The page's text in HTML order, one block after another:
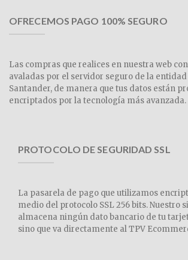
OFRECEMOS PAGO 100% SEGURO
Las compras que realices en nuestra web
avaladas por el servidor seguro de la
Santander, de manera que tus datos están
encriptados por la tecnología más avanzada.
PROTOCOLO DE SEGURIDAD SSL
La pasarela de pago que utilizamos
medio del protocolo SSL 256 bits. Nuestro
almacena ningún dato bancario de tu
sino que va directamente al TPV